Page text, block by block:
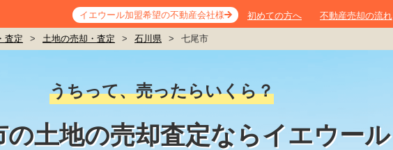
イエウール加盟希望の不動産会社様 初めての方へ 不動産売却の流れ
査定 > 土地の売却・査定 > 石川県 > 七尾市
うちって、売ったらいくら？
の土地の売却査定ならイエウール